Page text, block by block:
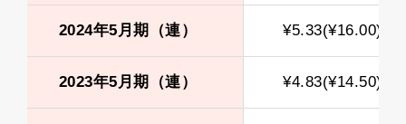
2024年5月期（連） ¥5.33(¥16.00)
2023年5月期（連） ¥4.83(¥14.50)